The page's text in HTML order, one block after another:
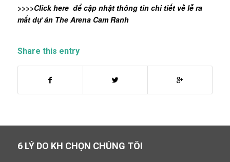
>>>>Click heređể cập nhật thông tin chi tiết về lễ ra
mắt dự án The Arena Cam Ranh
Share this entry
6 LÝ DO KH CHỌN CHÚNG TÔI